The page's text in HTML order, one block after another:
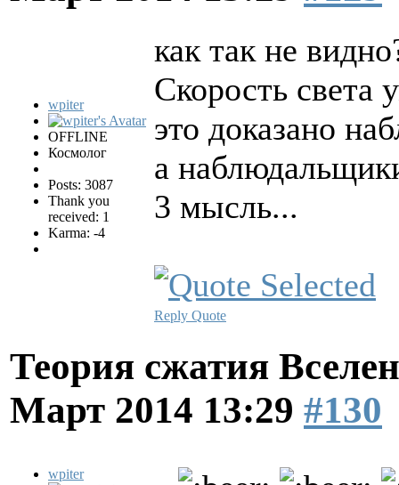
wpiter
OFFLINE
Космолог
Posts: 3087
Thank you
received: 1
Karma: -4
как так не
Скорость света
это доказано
а
3 мысль...
Reply Quote
Теория сжатия
Март 2014 13:29 #130
wpiter